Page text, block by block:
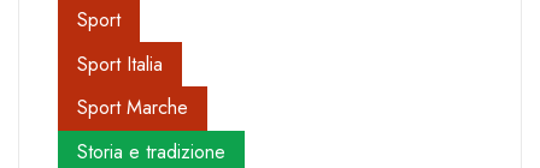
Sport
Sport Italia
Sport Marche
Storia e tradizione